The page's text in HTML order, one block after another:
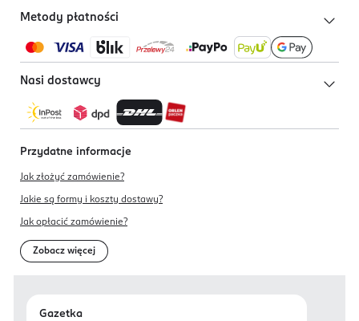
Metody płatności
Nasi dostawcy
Przydatne informacje
Jak złożyć zamówienie?
Jakie są formy i koszty dostawy?
Jak opłacić zamówienie?
Zobacz więcej
Gazetka